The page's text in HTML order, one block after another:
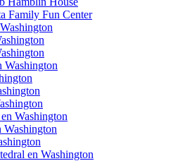
Family Fun Center
Washington
Washington
Washington
en Washington